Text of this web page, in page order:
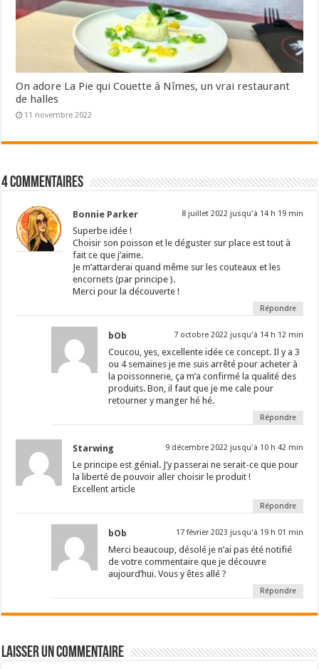
On adore La Pie qui Couette à Nîmes, un vrai restaurant
de halles
11 novembre 2022
4 commentaires
Bonnie Parker 8 juillet 2022 jusqu'à 14 h 19 min
Superbe idée !
Choisir son poisson et le déguster sur place est tout à
fait ce que j’aime.
Je m’attarderai quand même sur les couteaux et les
encornets (par principe ).
Merci pour la découverte !
Répondre
bOb 7 octobre 2022 jusqu'à 14 h 12 min
Coucou, yes, excellente idée ce concept. Il y a 3
ou 4 semaines je me suis arrêté pour acheter à
la poissonnerie, ça m’a confirmé la qualité des
produits. Bon, il faut que je me cale pour
retourner y manger hé hé.
Répondre
Starwing 9 décembre 2022 jusqu'à 10 h 42 min
Le principe est génial. J’y passerai ne serait-ce que pour
la liberté de pouvoir aller choisir le produit !
Excellent article
Répondre
bOb 17 février 2023 jusqu'à 19 h 01 min
Merci beaucoup, désolé je n’ai pas été notifié
de votre commentaire que je découvre
aujourd’hui. Vous y êtes allé ?
Répondre
Laisser un commentaire